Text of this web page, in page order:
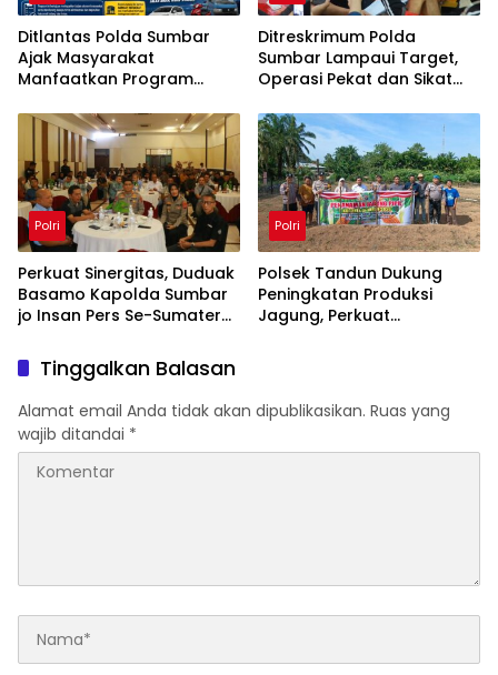
Ditlantas Polda Sumbar
Ajak Masyarakat
Manfaatkan Program
Kendaraan 2026
Ditreskrimum Polda
Sumbar Lampaui Target,
Operasi Pekat dan Sikat
Hasil Maksimal
Polri
Perkuat Sinergitas, Duduak
Basamo Kapolda Sumbar
jo Insan Pers Se-Sumatera
Polri
Polsek Tandun Dukung
Peningkatan Produksi
Jagung, Perkuat
Tinggalkan Balasan
Alamat email Anda tidak akan dipublikasikan. Ruas yang
wajib ditandai *